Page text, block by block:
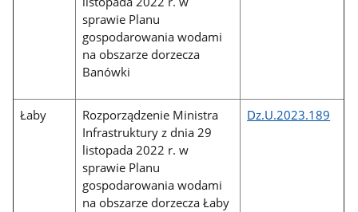
sprawie Planu
gospodarowania wodami
na obszarze dorzecza
Banówki
Łaby
Rozporządzenie Ministra
Infrastruktury z dnia 29
listopada 2022 r. w
sprawie Planu
gospodarowania wodami
na obszarze dorzecza Łaby
Dz.U.2023.189